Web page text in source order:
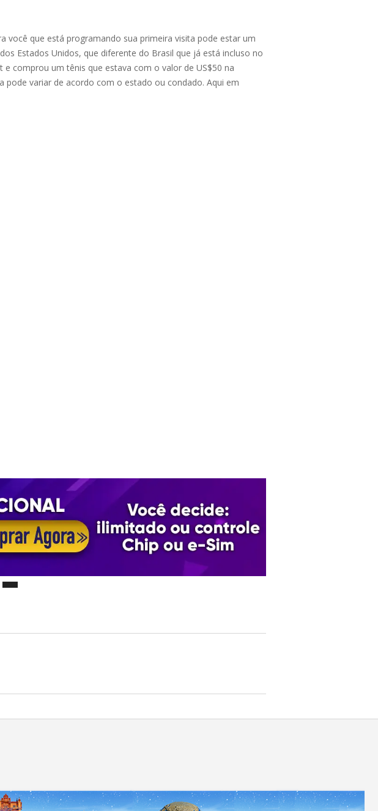
você que está programando sua primeira visita pode estar um
Estados Unidos, que diferente do Brasil que já está incluso no
comprou um tênis que estava com o valor de US$50 na
variar de acordo com o estado ou condado. Aqui em